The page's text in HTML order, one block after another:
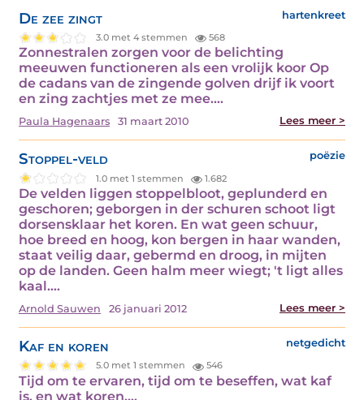
De zee zingt hartenkreet
3.0 met 4 stemmen 568
Zonnestralen zorgen voor de belichting
meeuwen functioneren als een vrolijk koor Op
de cadans van de zingende golven drijf ik voort
en zing zachtjes met ze mee.…
Paula Hagenaars 31 maart 2010 Lees meer >
Stoppel-veld poëzie
1.0 met 1 stemmen 1.682
De velden liggen stoppelbloot, geplunderd en
geschoren; geborgen in der schuren schoot ligt
dorsensklaar het koren. En wat geen schuur,
hoe breed en hoog, kon bergen in haar wanden,
staat veilig daar, gebermd en droog, in mijten
op de landen. Geen halm meer wiegt; 't ligt alles
kaal.…
Arnold Sauwen 26 januari 2012 Lees meer >
Kaf en koren netgedicht
5.0 met 1 stemmen 546
Tijd om te ervaren, tijd om te beseffen, wat kaf
is, en wat koren.…